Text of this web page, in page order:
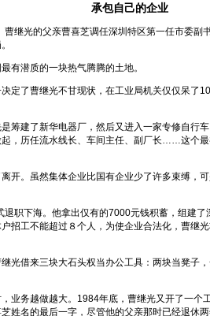
承包自己的企业
光的父亲曹喜芝调任深圳特区第一任市委副
潜质的一块热气腾腾的土地。
了曹继光不甘现状，在工业局机关仅仅呆了
建了新华电器厂，然后又进入一家专修自行车
，历任流水线长、车间主任、副厂长……这个
。虽然集体企业比国有企业少了许多束缚，可
下海。他拿出仅有的7000元钱积蓄，组建了
招工不能超过８个人，为使企业合法化，曹继
借来三块大石头权当办公工具：两块当凳子，
务越做越大。1984年底，曹继光又开了一个
芝姓名的最后一字，尽管他的父亲那时已经退休